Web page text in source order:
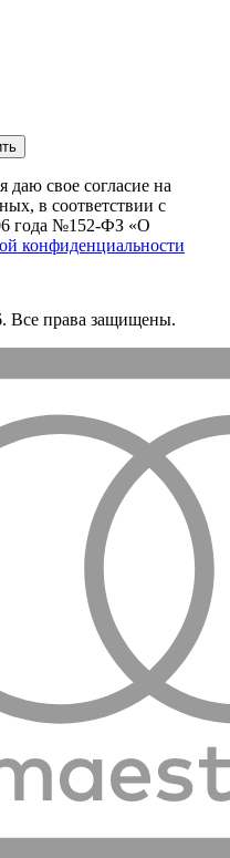
свое согласие на
в соответствии с
года №152-ФЗ «О
конфиденциальности
Все права защищены.